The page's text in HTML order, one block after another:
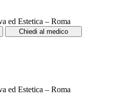
ed Estetica – Roma
Chiedi al medico
ed Estetica – Roma